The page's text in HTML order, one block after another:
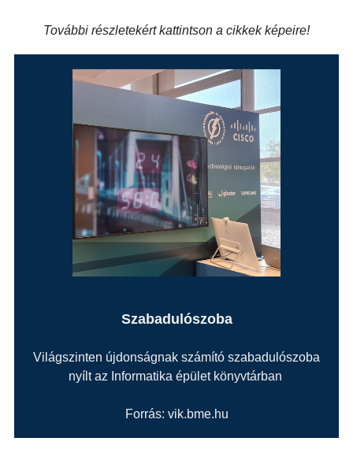
További részletekért kattintson a cikkek képeire!
Szabadulószoba
Világszinten újdonságnak számító szabadulószoba
nyílt az Informatika épület könyvtárban
Forrás: vik.bme.hu